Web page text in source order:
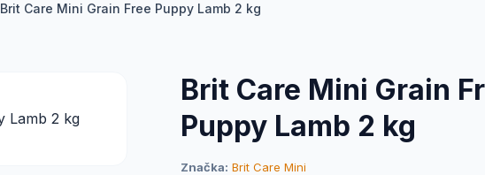
Brit Care Mini Grain Free Puppy Lamb 2 kg
Brit Care Mini Grain
Puppy Lamb 2 kg
Značka: Brit Care Mini